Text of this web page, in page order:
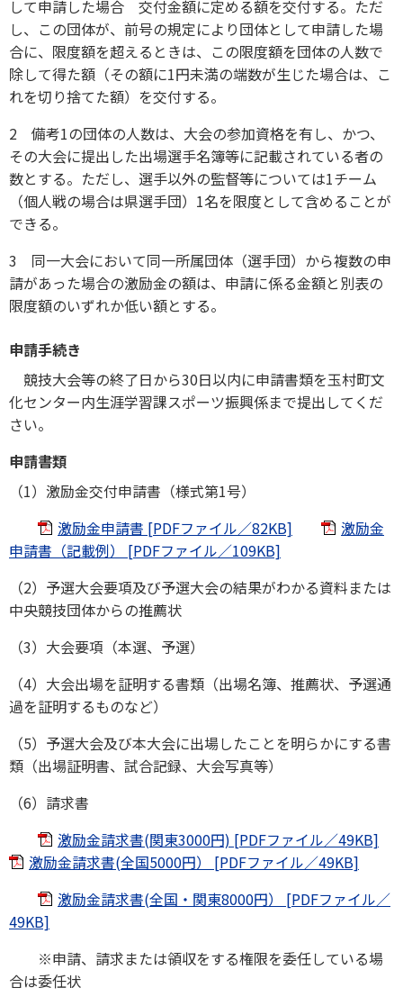
して申請した場合 交付金額に定める額を交付する。ただ
し、この団体が、前号の規定により団体として申請した場
合に、限度額を超えるときは、この限度額を団体の人数で
除して得た額（その額に1円未満の端数が生じた場合は、こ
れを切り捨てた額）を交付する。
2 備考1の団体の人数は、大会の参加資格を有し、かつ、
その大会に提出した出場選手名簿等に記載されている者の
数とする。ただし、選手以外の監督等については1チーム
（個人戦の場合は県選手団）1名を限度として含めることが
できる。
3 同一大会において同一所属団体（選手団）から複数の申
請があった場合の激励金の額は、申請に係る金額と別表の
限度額のいずれか低い額とする。
申請手続き
競技大会等の終了日から30日以内に申請書類を玉村町文
化センター内生涯学習課スポーツ振興係まで提出してくだ
さい。
申請書類
（1）激励金交付申請書（様式第1号）
激励金申請書 [PDFファイル／82KB]
激励金
申請書（記載例） [PDFファイル／109KB]
（2）予選大会要項及び予選大会の結果がわかる資料または
中央競技団体からの推薦状
（3）大会要項（本選、予選）
（4）大会出場を証明する書類（出場名簿、推薦状、予選通
過を証明するものなど）
（5）予選大会及び本大会に出場したことを明らかにする書
類（出場証明書、試合記録、大会写真等）
（6）請求書
激励金請求書(関東3000円) [PDFファイル／49KB]
激励金請求書(全国5000円） [PDFファイル／49KB]
激励金請求書(全国・関東8000円） [PDFファイル／
49KB]
※申請、請求または領収をする権限を委任している場
合は委任状